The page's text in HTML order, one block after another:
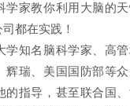
学家教你利用大脑的
都在实践！
学知名脑科学家、高
辉瑞、美国国防部等
的指导，甚至联合国